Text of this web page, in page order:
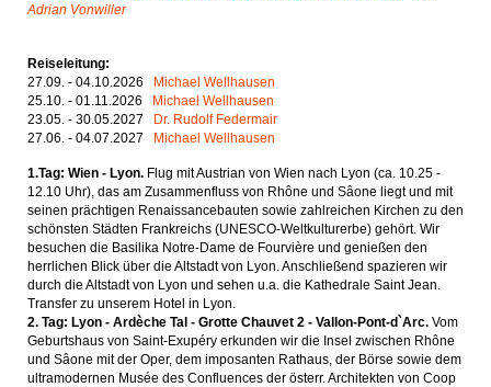
Adrian Vonwiller
Reiseleitung:
27.09. - 04.10.2026
Michael Wellhausen
25.10. - 01.11.2026
Michael Wellhausen
23.05. - 30.05.2027
Dr. Rudolf Federmair
27.06. - 04.07.2027
Michael Wellhausen
1.Tag: Wien - Lyon. Flug mit Austrian von Wien nach Lyon (ca. 10.25 -
12.10 Uhr), das am Zusammenfluss von Rhône und Sâone liegt und mit
seinen prächtigen Renaissancebauten sowie zahlreichen Kirchen zu den
schönsten Städten Frankreichs (UNESCO-Weltkulturerbe) gehört. Wir
besuchen die Basilika Notre-Dame de Fourvière und genießen den
herrlichen Blick über die Altstadt von Lyon. Anschließend spazieren wir
durch die Altstadt von Lyon und sehen u.a. die Kathedrale Saint Jean.
Transfer zu unserem Hotel in Lyon.
2. Tag: Lyon - Ardèche Tal - Grotte Chauvet 2 - Vallon-Pont-d`Arc. Vom
Geburtshaus von Saint-Exupéry erkunden wir die Insel zwischen Rhône
und Sâone mit der Oper, dem imposanten Rathaus, der Börse sowie dem
ultramodernen Musée des Confluences der österr. Architekten von Coop